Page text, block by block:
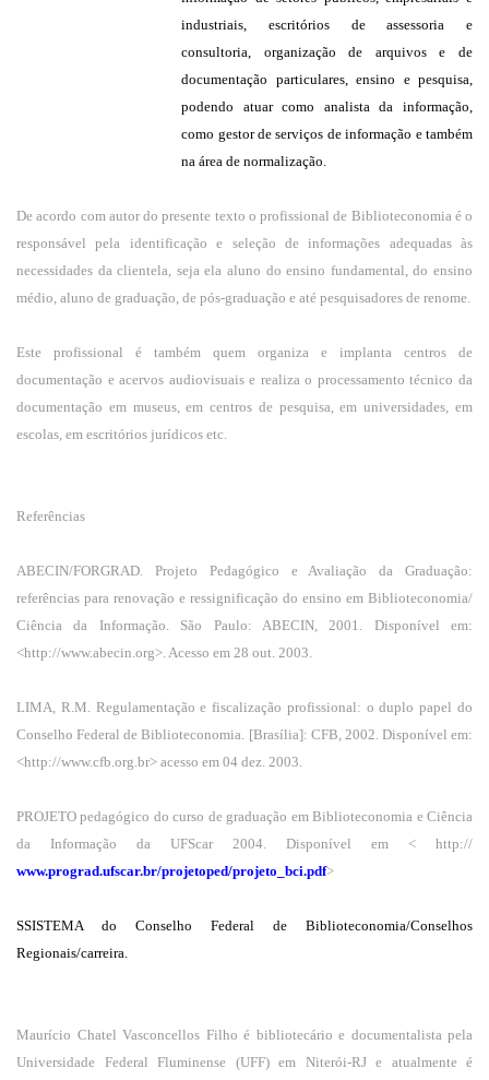
industriais, escritórios de assessoria e
consultoria, organização de arquivos e de
documentação particulares, ensino e pesquisa,
podendo atuar como analista da informação,
como gestor de serviços de informação e também
na área de normalização.
De acordo com autor do presente texto o profissional de Biblioteconomia é o
responsável pela identificação e seleção de informações adequadas às
necessidades da clientela, seja ela aluno do ensino fundamental, do ensino
médio, aluno de graduação, de pós-graduação e até pesquisadores de renome.
Este profissional é também quem organiza e implanta centros de
documentação e acervos audiovisuais e realiza o processamento técnico da
documentação em museus, em centros de pesquisa, em universidades, em
escolas, em escritórios jurídicos etc.
Referências
ABECIN/FORGRAD. Projeto Pedagógico e Avaliação da Graduação:
referências para renovação e ressignificação do ensino em Biblioteconomia/
Ciência da Informação. São Paulo: ABECIN, 2001. Disponível em:
<http://www.abecin.org>. Acesso em 28 out. 2003.
LIMA, R.M. Regulamentação e fiscalização profissional: o duplo papel do
Conselho Federal de Biblioteconomia. [Brasília]: CFB, 2002. Disponível em:
<http://www.cfb.org.br> acesso em 04 dez. 2003.
PROJETO pedagógico do curso de graduação em Biblioteconomia e Ciência
da Informação da UFScar 2004. Disponível em < http://
www.prograd.ufscar.br/projetoped/projeto_bci.pdf>
SSISTEMA do Conselho Federal de Biblioteconomia/Conselhos
Regionais/carreira.
Maurício Chatel Vasconcellos Filho é bibliotecário e documentalista pela
Universidade Federal Fluminense (UFF) em Niterói-RJ e atualmente é